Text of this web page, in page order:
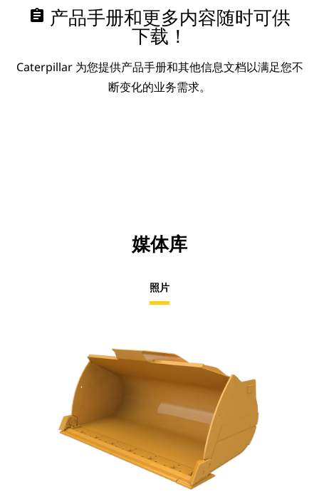
assignment 产品手册和更多内容随时可供
下载！
Caterpillar 为您提供产品手册和其他信息文档以满足您不
断变化的业务需求。
媒体库
照片